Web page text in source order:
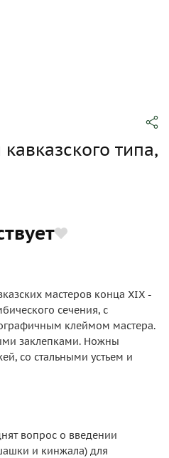
типа,
мастеров конца XIX -
сечения, с
клеймом мастера.
заклепками. Ножны
со стальными устьем и
вопрос о введении
и кинжала) для